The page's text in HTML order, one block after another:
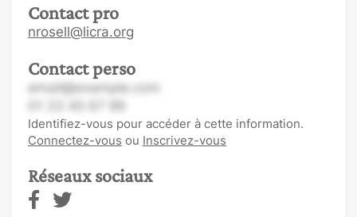
Contact pro
nrosell@licra.org
Contact perso
email@example.com
Identifiez-vous pour accéder à cette information.
Connectez-vous ou Inscrivez-vous
Réseaux sociaux